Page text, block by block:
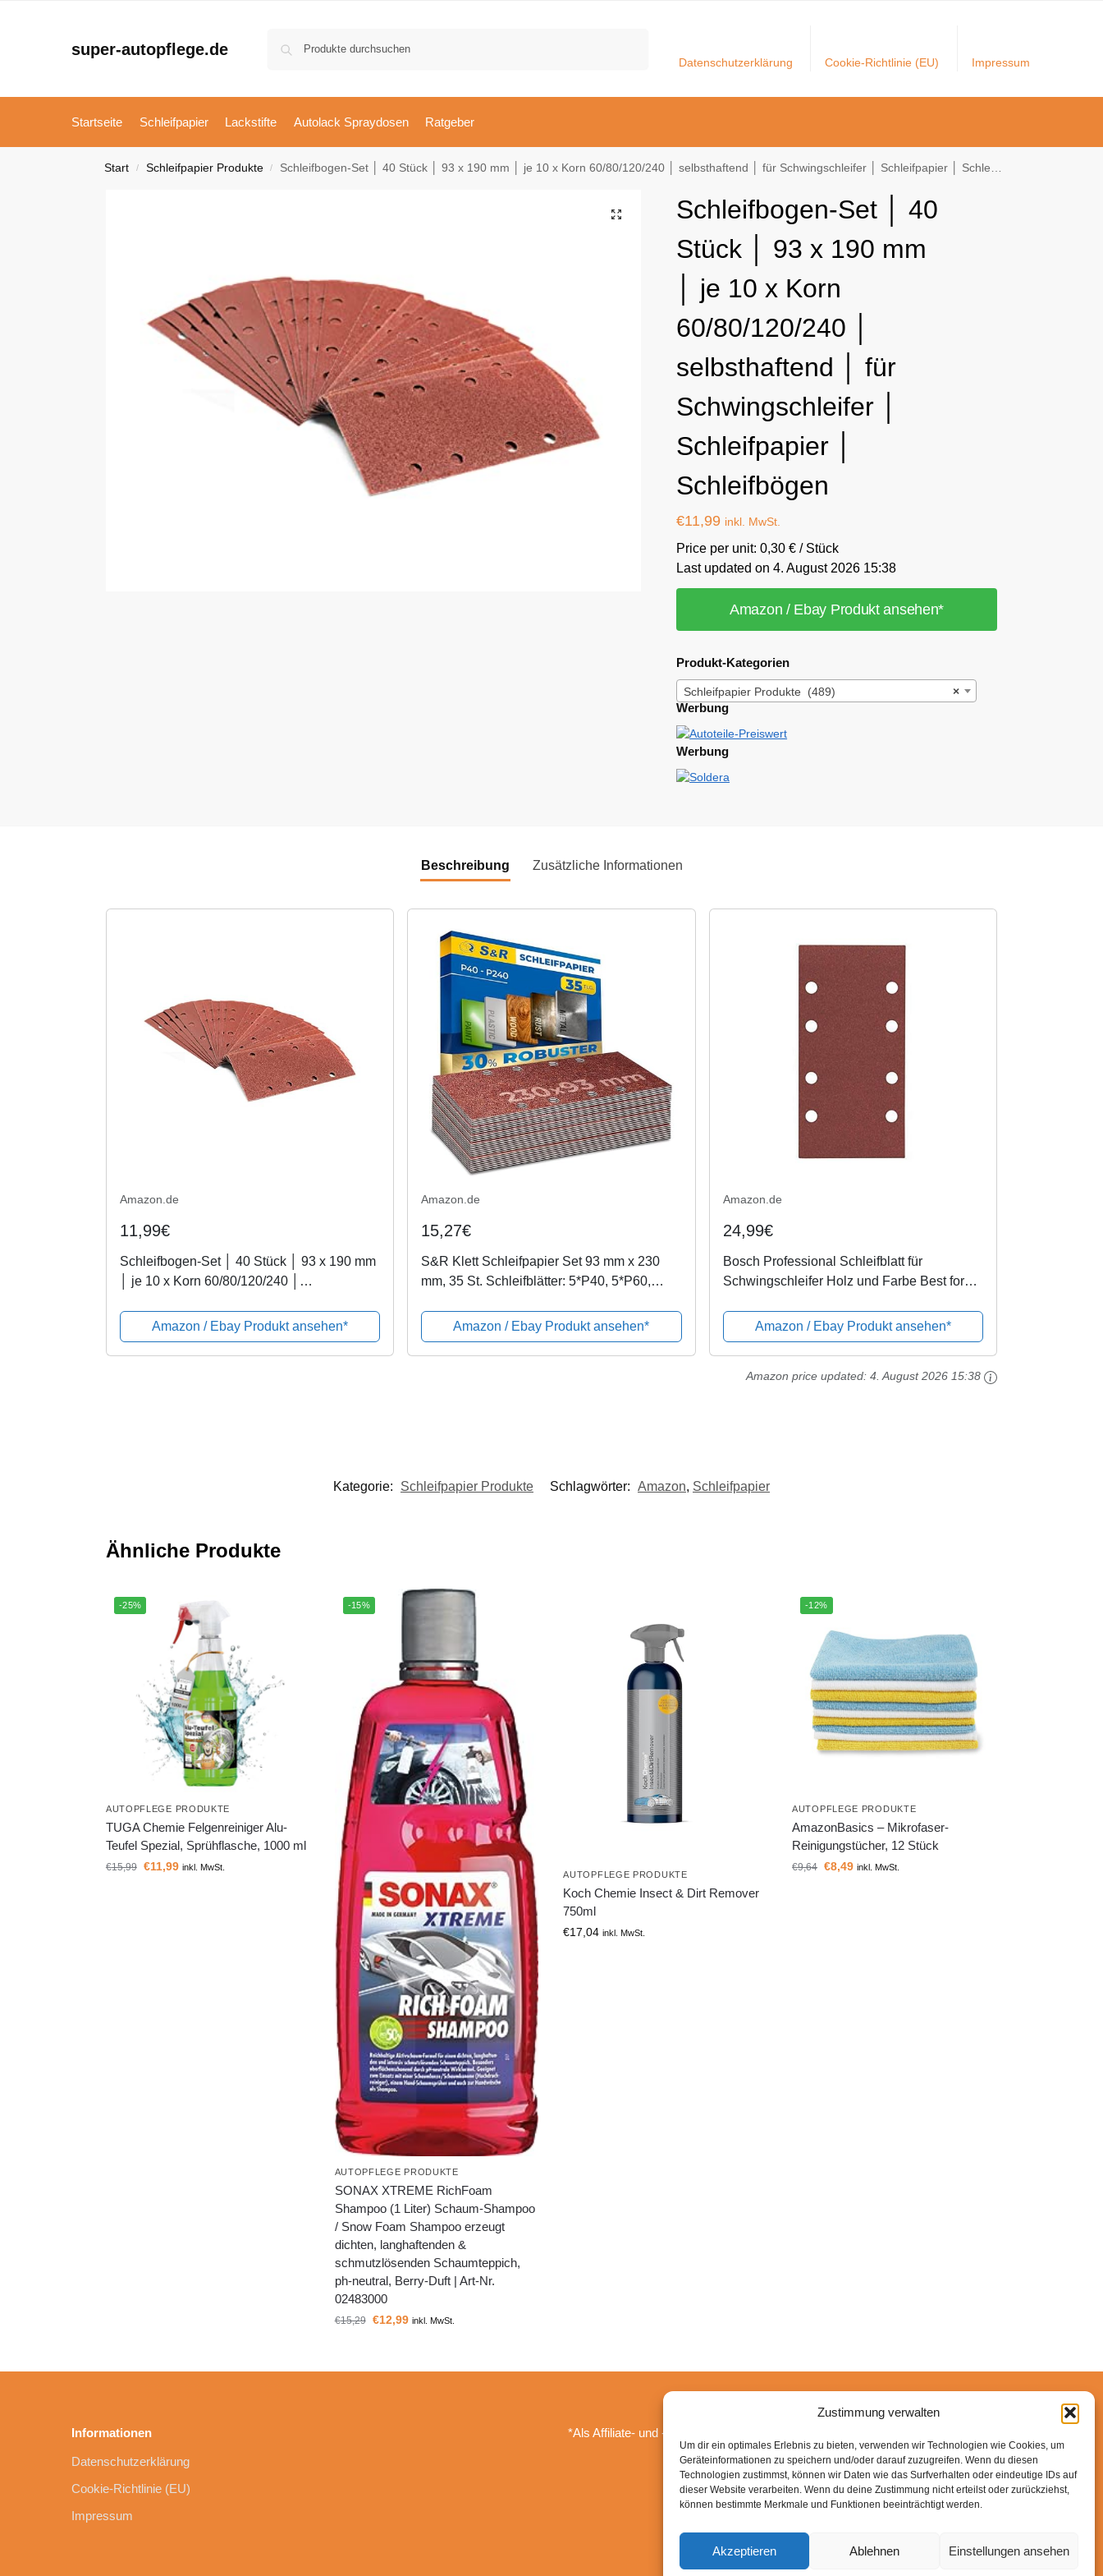
Zustimmung verwalten
Um dir ein optimales Erlebnis zu bieten, verwenden wir Technologien wie Cookies, um
Geräteinformationen zu speichern und/oder darauf zuzugreifen. Wenn du diesen
Technologien zustimmst, können wir Daten wie das Surfverhalten oder eindeutige IDs auf
dieser Website verarbeiten. Wenn du deine Zustimmung nicht erteilst oder zurückziehst,
können bestimmte Merkmale und Funktionen beeinträchtigt werden.
Akzeptieren Ablehnen Einstellungen ansehen
super-autopflege.de
Datenschutzerklärung Cookie-Richtlinie (EU) Impressum
Startseite Schleifpapier Lackstifte Autolack Spraydosen Ratgeber
Start / Schleifpapier Produkte / Schleifbogen-Set │ 40 Stück │ 93 x 190 mm │ je 10 x Korn 60/80/120/240 │ selbsthaftend │ für Schwingschleifer │ Schleifpapier │ Schleifbögen
Schleifbogen-Set │ 40
Stück │ 93 x 190 mm
│ je 10 x Korn
60/80/120/240 │
selbsthaftend │ für
Schwingschleifer │
Schleifpapier │
Schleifbögen
€11,99 inkl. MwSt.
Price per unit: 0,30 € / Stück
Last updated on 4. August 2026 15:38
Amazon / Ebay Produkt ansehen*
Produkt-Kategorien
×
Schleifpapier Produkte (489)
Werbung
Werbung
Beschreibung Zusätzliche Informationen
Amazon.de
11,99€
Schleifbogen-Set │ 40 Stück │ 93 x 190 mm
│ je 10 x Korn 60/80/120/240 │
Schleifpapier │ Schleifbögen
Amazon / Ebay Produkt ansehen*
Amazon.de
15,27€
S&R Klett Schleifpapier Set 93 mm x 230
mm, 35 St. Schleifblätter: 5*P40, 5*P60,
Schleifmaschine
Amazon / Ebay Produkt ansehen*
Amazon.de
24,99€
Bosch Professional Schleifblatt für
Schwingschleifer Holz und Farbe Best for
C470)Amazon / Ebay Produkt ansehen*
Amazon price updated:4. August 2026 15:38
Kategorie: Schleifpapier Produkte Schlagwörter: Amazon, Schleifpapier
Ähnliche Produkte
-25%
AUTOPFLEGE PRODUKTE
TUGA Chemie Felgenreiniger Alu-
Teufel Spezial, Sprühflasche, 1000 ml
€15,99 €11,99 inkl. MwSt.
-15%
AUTOPFLEGE PRODUKTE
SONAX XTREME RichFoam
Shampoo (1 Liter) Schaum-Shampoo
/ Snow Foam Shampoo erzeugt
dichten, langhaftenden &
schmutzlösenden Schaumteppich,
ph-neutral, Berry-Duft | Art-Nr.
02483000
€15,29 €12,99 inkl. MwSt.
AUTOPFLEGE PRODUKTE
Koch Chemie Insect & Dirt Remover
750ml
€17,04 inkl. MwSt.
-12%
AUTOPFLEGE PRODUKTE
AmazonBasics – Mikrofaser-
Reinigungstücher, 12 Stück
€9,64 €8,49 inkl. MwSt.
Informationen
Datenschutzerklärung
Cookie-Richtlinie (EU)
Impressum
*Als Affiliate- und -Ebay/Amazon-Partner verdiene ich an qualifizierten Käufen.